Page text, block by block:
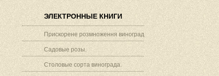
ЭЛЕКТРОННЫЕ КНИГИ
Прискорене розмноження винограду.
Садовые розы.
Столовые сорта винограда.